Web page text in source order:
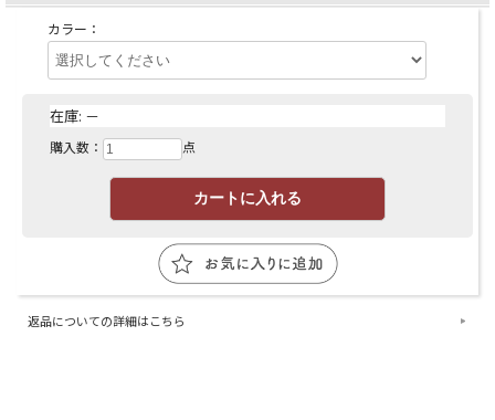
カラー：
在庫: －
購入数： 点
返品についての詳細はこちら